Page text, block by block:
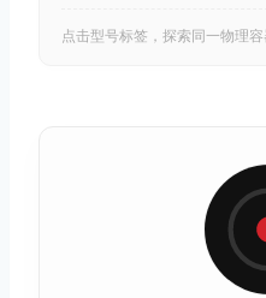
点击型号标签，探索同一物理容